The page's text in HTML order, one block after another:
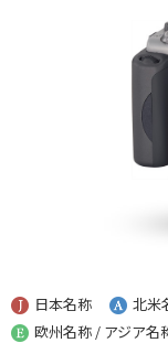
日本名称
北米
欧州名称 / アジア名